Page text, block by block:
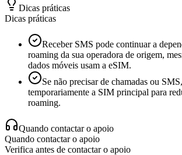
Dicas práticas
Dicas práticas
Receber SMS pode continuar a
roaming da sua operadora de origem,
dados móveis usam a eSIM.
Se não precisar de chamadas ou
temporariamente a SIM principal para
roaming.
Quando contactar o apoio
Quando contactar o apoio
Verifica antes de contactar o apoio